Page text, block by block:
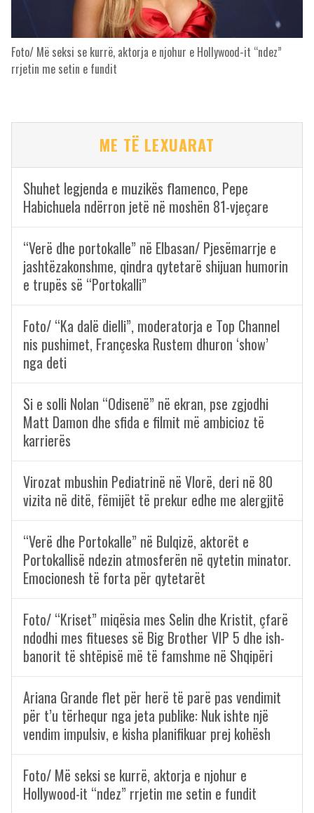
Foto/ Më seksi se kurrë, aktorja e njohur e Hollywood-it “ndez”
rrjetin me setin e fundit
ME TË LEXUARAT
Shuhet legjenda e muzikës flamenco, Pepe
Habichuela ndërron jetë në moshën 81-vjeçare
“Verë dhe portokalle” në Elbasan/ Pjesëmarrje e
jashtëzakonshme, qindra qytetarë shijuan humorin
e trupës së “Portokalli”
Foto/ “Ka dalë dielli”, moderatorja e Top Channel
nis pushimet, Françeska Rustem dhuron ‘show’
nga deti
Si e solli Nolan “Odisenë” në ekran, pse zgjodhi
Matt Damon dhe sfida e filmit më ambicioz të
karrierës
Virozat mbushin Pediatrinë në Vlorë, deri në 80
vizita në ditë, fëmijët të prekur edhe me alergjitë
“Verë dhe Portokalle” në Bulqizë, aktorët e
Portokallisë ndezin atmosferën në qytetin minator.
Emocionesh të forta për qytetarët
Foto/ “Kriset” miqësia mes Selin dhe Kristit, çfarë
ndodhi mes fitueses së Big Brother VIP 5 dhe ish-
banorit të shtëpisë më të famshme në Shqipëri
Ariana Grande flet për herë të parë pas vendimit
për t’u tërhequr nga jeta publike: Nuk ishte një
vendim impulsiv, e kisha planifikuar prej kohësh
Foto/ Më seksi se kurrë, aktorja e njohur e
Hollywood-it “ndez” rrjetin me setin e fundit